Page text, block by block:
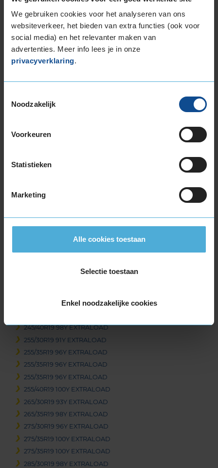
We gebruiken cookies voor het analyseren van ons
websiteverkeer, het bieden van extra functies (ook voor
social media) en het relevanter maken van
advertenties. Meer info lees je in onze
privacyverklaring.
Noodzakelijk
Voorkeuren
Statistieken
Marketing
Alle cookies toestaan
Selectie toestaan
Enkel noodzakelijke cookies
225/45R18 91Y EXTRALOAD
225/45R18 95Y EXTRALOAD
225/45R18 95Y EXTRALOAD
235/40R18 95Y EXTRALOAD
235/40R18 95Y EXTRALOAD
245/40R18 97Y EXTRALOAD
255/35R18 94Y EXTRALOAD
275/40R18 103Y EXTRALOAD
225/35R19 88Y EXTRALOAD
225/40R19 93Y EXTRALOAD
235/35R19 91Y EXTRALOAD
235/35R19 91Y EXTRALOAD
235/35R19 91Y EXTRALOAD
235/35R19 91Y EXTRALOAD
245/40R19 98Y EXTRALOAD
245/40R19 98Y EXTRALOAD
255/30R19 91Y EXTRALOAD
255/35R19 96Y EXTRALOAD
255/35R19 96Y EXTRALOAD
255/35R19 96Y EXTRALOAD
255/40R19 100Y EXTRALOAD
265/30R19 93Y EXTRALOAD
265/35R19 98Y EXTRALOAD
275/30R19 96Y EXTRALOAD
275/35R19 100Y EXTRALOAD
275/35R19 100Y EXTRALOAD
285/30R19 98Y EXTRALOAD